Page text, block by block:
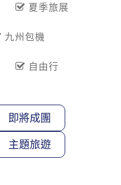
夏季旅展
九州包機
自由行
即將成團
主題旅遊